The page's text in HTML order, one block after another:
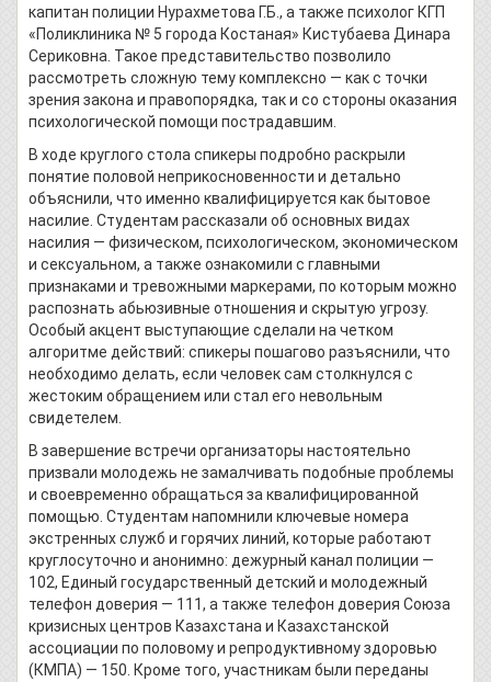
капитан полиции Нурахметова Г.Б., а также психолог КГП
«Поликлиника № 5 города Костаная» Кистубаева Динара
Сериковна. Такое представительство позволило
рассмотреть сложную тему комплексно — как с точки
зрения закона и правопорядка, так и со стороны оказания
психологической помощи пострадавшим.
В ходе круглого стола спикеры подробно раскрыли
понятие половой неприкосновенности и детально
объяснили, что именно квалифицируется как бытовое
насилие. Студентам рассказали об основных видах
насилия — физическом, психологическом, экономическом
и сексуальном, а также ознакомили с главными
признаками и тревожными маркерами, по которым можно
распознать абьюзивные отношения и скрытую угрозу.
Особый акцент выступающие сделали на четком
алгоритме действий: спикеры пошагово разъяснили, что
необходимо делать, если человек сам столкнулся с
жестоким обращением или стал его невольным
свидетелем.
В завершение встречи организаторы настоятельно
призвали молодежь не замалчивать подобные проблемы
и своевременно обращаться за квалифицированной
помощью. Студентам напомнили ключевые номера
экстренных служб и горячих линий, которые работают
круглосуточно и анонимно: дежурный канал полиции —
102, Единый государственный детский и молодежный
телефон доверия — 111, а также телефон доверия Союза
кризисных центров Казахстана и Казахстанской
ассоциации по половому и репродуктивному здоровью
(КМПА) — 150. Кроме того, участникам были переданы